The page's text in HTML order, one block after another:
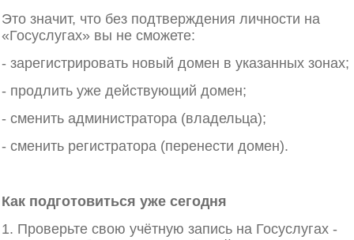
Это значит, что без подтверждения личности на
«Госуслугах» вы не сможете:
- зарегистрировать новый домен в указанных зонах;
- продлить уже действующий домен;
- сменить администратора (владельца);
- сменить регистратора (перенести домен).
Как подготовиться уже сегодня
1. Проверьте свою учётную запись на Госуслугах -